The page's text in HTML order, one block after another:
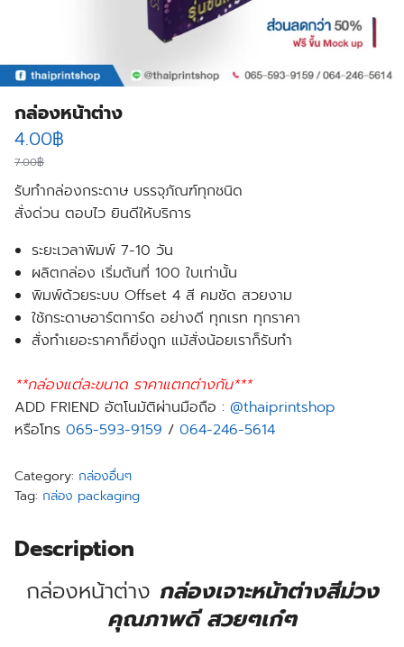
กล่องหน้าต่าง
7.00฿
Original
price
was:
7.00฿.
4.00฿
is:
4.00฿.
รับทำกล่องกระดาษ บรรจุภัณฑ์ทุกชนิด
สั่งด่วน ตอบไว ยินดีให้บริการ
ระยะเวลาพิมพ์ 7-10 วัน
ผลิตกล่อง เริ่มต้นที่ 100 ใบเท่านั้น
พิมพ์ด้วยระบบ Offset 4 สี คมชัด สวยงาม
ใช้กระดาษอาร์ตการ์ด อย่างดี ทุกเรท ทุกราคา
สั่งทำเยอะราคาก็ยิ่งถูก แม้สั่งน้อยเราก็รับทำ
**กล่องแต่ละขนาด ราคาแตกต่างกัน***
ADD FRIEND อัตโนมัติผ่านมือถือ : @thaiprintshop
หรือโทร 065-593-9159 / 064-246-5614
Category: กล่องอื่นๆ
Tag: กล่อง packaging
Description
กล่องหน้าต่าง กล่องเจาะหน้าต่างสีม่วง
คุณภาพดี สวยๆเก๋ๆ